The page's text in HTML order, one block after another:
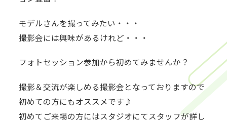
モデルさんを撮ってみたい・・・
撮影会には興味があるけれど・・・
フォトセッション参加から初めてみませんか？
撮影＆交流が楽しめる撮影会となっておりますので
初めての方にもオススメです♪
初めてご来場の方にはスタジオにてスタッフが詳し